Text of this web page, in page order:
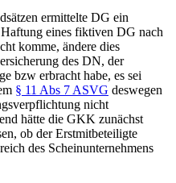
ermittelte DG ein
eines fiktiven DG nach
komme, ändere dies
des DN, der
bzw erbracht habe, es sei
§ 11 Abs 7 ASVG deswegen
nicht
hätte die GKK zunächst
ob der Erstmitbeteiligte
des Scheinunternehmens